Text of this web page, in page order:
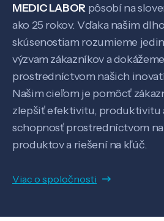
MEDIC LABOR pôsobí na
ako 25 rokov. Vďaka našim
skúsenostiam rozumieme
výzvam zákazníkov a
prostredníctvom našich
Našim cieľom je pomôcť
zlepšiť efektivitu, produktivitu
schopnosť prostredníctvom
produktov a riešení na kľúč.
Viac o spoločnosti